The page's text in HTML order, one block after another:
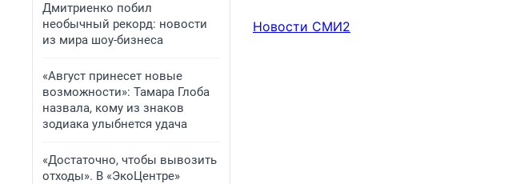
Дмитриенко побил
необычный рекорд: новости
из мира шоу-бизнеса
«Август принесет новые
возможности»: Тамара Глоба
назвала, кому из знаков
зодиака улыбнется удача
«Достаточно, чтобы вывозить
отходы». В «ЭкоЦентре»
Новости СМИ2